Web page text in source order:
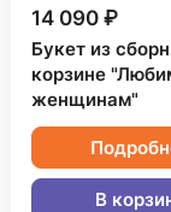
14 090 ₽
Букет из
корзине
женщинам"
В